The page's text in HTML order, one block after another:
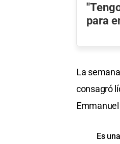
para
La
consagró
Es